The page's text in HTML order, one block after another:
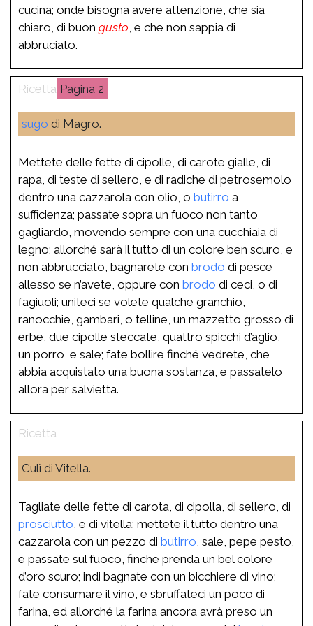
cucina; onde bisogna avere attenzione, che sia
chiaro, di buon gusto , e che non sappia di
abbruciato.
2
sugo di Magro.
Mettete delle fette di cipolle, di carote gialle, di
rapa, di teste di sellero, e di radiche di petrosemolo
dentro una cazzarola con olio, o butirro a
sufficienza; passate sopra un fuoco non tanto
gagliardo, movendo sempre con una cucchiaia di
legno; allorché sarà il tutto di un colore ben scuro, e
non abbrucciato, bagnarete con brodo di pesce
allesso se n’avete, oppure con brodo di ceci, o di
fagiuoli; uniteci se volete qualche granchio,
ranocchie, gambari, o telline, un mazzetto grosso di
erbe, due cipolle steccate, quattro spicchi d’aglio,
un porro, e sale; fate bollire finché vedrete, che
abbia acquistato una buona sostanza, e passatelo
allora per salvietta.
Culì di Vitella.
Tagliate delle fette di carota, di cipolla, di sellero, di
prosciutto , e di vitella; mettete il tutto dentro una
cazzarola con un pezzo di butirro , sale, pepe pesto,
e passate sul fuoco, finche prenda un bel colore
d’oro scuro; indi bagnate con un bicchiere di vino;
fate consumare il vino, e sbruffateci un poco di
farina, ed allorché la farina ancora avrà preso un